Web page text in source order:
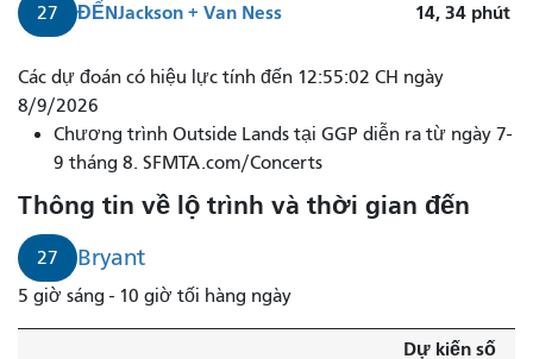
27 ĐẾNJackson + Van Ness 14, 34 phút
Các dự đoán có hiệu lực tính đến 12:55:02 CH ngày
8/9/2026
Chương trình Outside Lands tại GGP diễn ra từ ngày 7-
9 tháng 8. SFMTA.com/Concerts
Thông tin về lộ trình và thời gian đến
27 Bryant
5 giờ sáng - 10 giờ tối hàng ngày
Dự kiến ​​số